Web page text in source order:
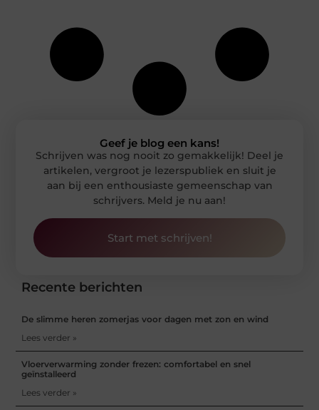
Recente berichten
De slimme heren zomerjas voor dagen met zon en wind
Lees verder »
Vloerverwarming zonder frezen: comfortabel en snel
geïnstalleerd
Lees verder »
Geef je blog een kans!
Schrijven was nog nooit zo gemakkelijk! Deel je
artikelen, vergroot je lezerspubliek en sluit je
aan bij een enthousiaste gemeenschap van
schrijvers. Meld je nu aan!
Start met schrijven!